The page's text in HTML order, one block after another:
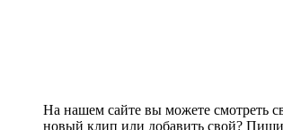
На нашем сайте вы можете смотреть
новый клип или добавить свой?